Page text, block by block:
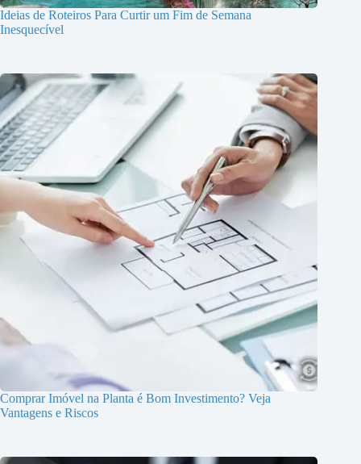
Ideias de Roteiros Para Curtir um Fim de Semana
Inesquecível
Comprar Imóvel na Planta é Bom Investimento? Veja
Vantagens e Riscos